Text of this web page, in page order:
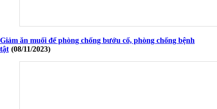
Giảm ăn muối để phòng chống bướu cổ, phòng chống bệnh
tật (08/11/2023)